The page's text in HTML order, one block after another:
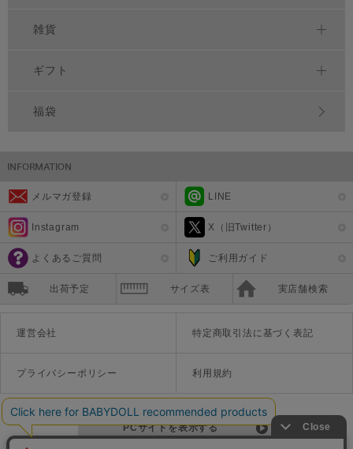
雑貨
ギフト
福袋
メルマガ登録 LINE
Instagram X（旧Twitter）
よくあるご質問 ご利用ガイド
出荷予定 サイズ表 実店舗検索
運営会社 特定商取引法に基づく表記
プライバシーポリシー 利用規約
PCサイトを表示する